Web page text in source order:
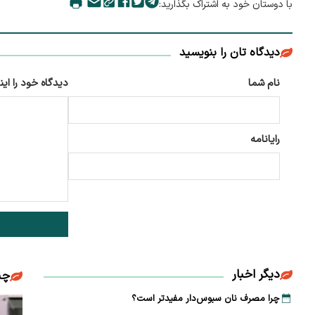
با دوستان خود به اشتراک بگذارید:
دیدگاه تان را بنویسید
نام شما
رایانامه
دیدگاه خود را
دیگر اخبار
چرا مصرف نان سبوس‌دار مفیدتر است؟